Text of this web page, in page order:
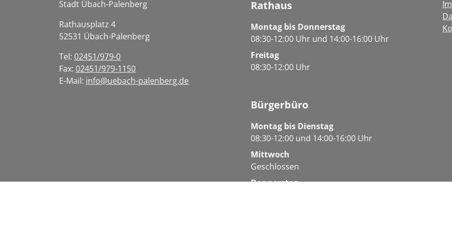
Stadt Übach-Palenberg
Rathausplatz 4
52531 Übach-Palenberg
Tel: 02451/979-0
Fax: 02451/979-1150
E-Mail: info@uebach-palenberg.de
Rathaus
Montag bis Donnerstag
08:30-12:00 Uhr und 14:00-16:00 Uhr
Freitag
08:30-12:00 Uhr
Bürgerbüro
Montag bis Dienstag
08:30-12:00 und 14:00-16:00 Uhr
Mittwoch
Geschlossen
Donnerstag